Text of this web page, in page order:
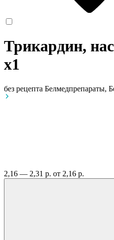
Трикардин,
x1
без рецепта Белмедпрепараты,
2,16 — 2,31 р. от 2,16 р.